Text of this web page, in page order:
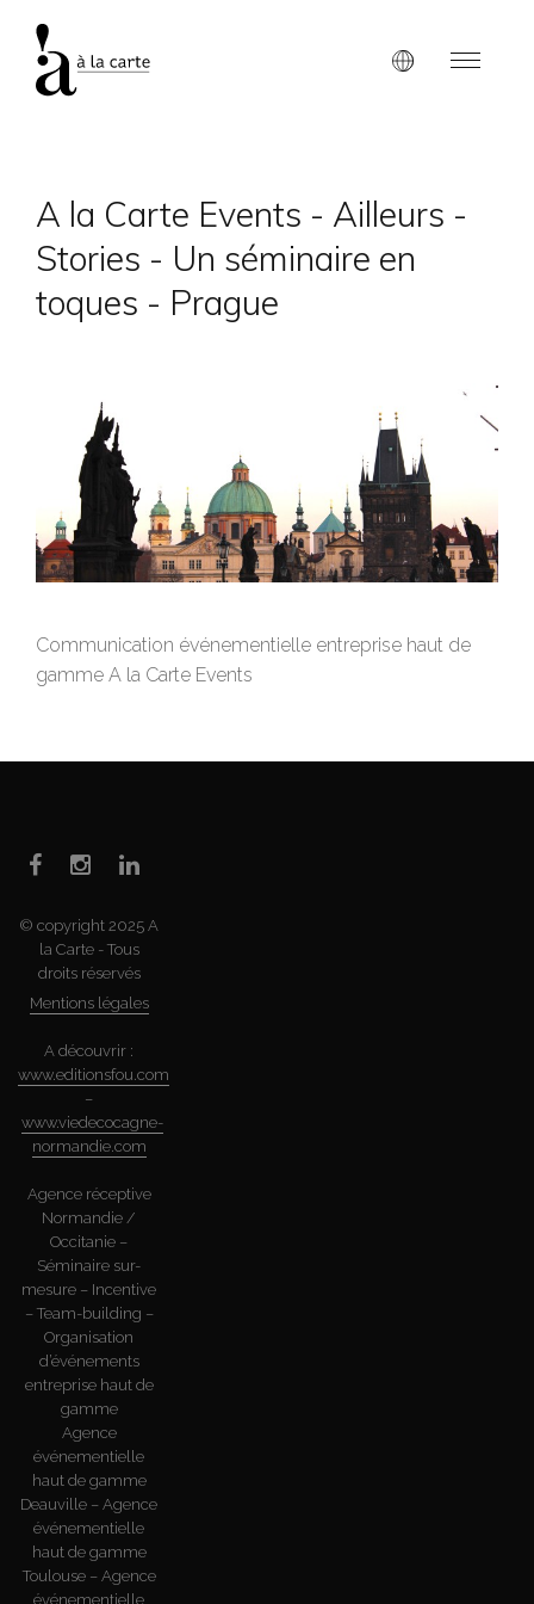
A la Carte Events - Ailleurs -
Stories - Un séminaire en
toques - Prague
Communication événementielle entreprise haut de
gamme A la Carte Events
© copyright 2025 A
la Carte - Tous
droits réservés
Mentions légales
A découvrir :
www.editionsfou.com
–
www.viedecocagne-
normandie.com
Agence réceptive
Normandie /
Occitanie –
Séminaire sur-
mesure – Incentive
– Team-building –
Organisation
d’événements
entreprise haut de
gamme
Agence
événementielle
haut de gamme
Deauville – Agence
événementielle
haut de gamme
Toulouse – Agence
événementielle